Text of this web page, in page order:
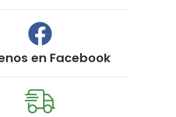
en Facebook